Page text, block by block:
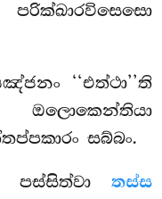
‘‘එත්ථා’’ති
ඔලොකෙන්තියා
සබ්බං.
පස්සිත්වා තස්ස